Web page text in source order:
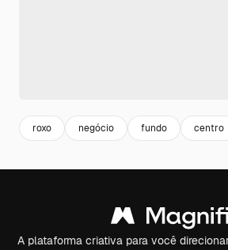
roxo negócio fundo centro
A plataforma criativa para você